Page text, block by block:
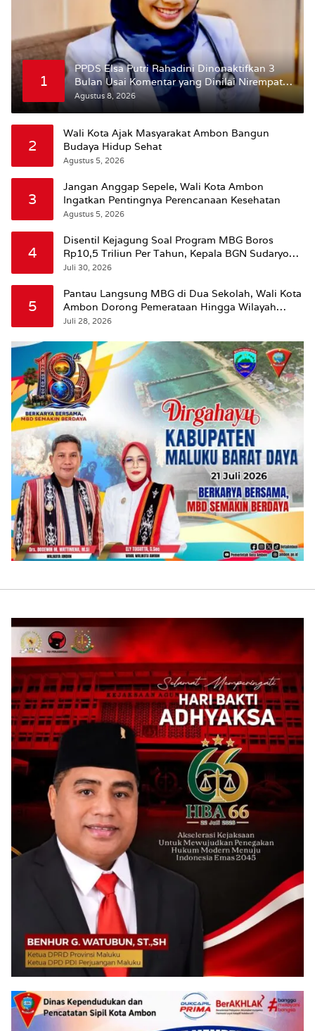
1
PPDS Elsa Putri Rahadini Dinonaktifkan 3
Bulan Usai Komentar yang Dinilai Nirempati
ke Pasien BPJS
Agustus 8, 2026
2
Wali Kota Ajak Masyarakat Ambon Bangun
Budaya Hidup Sehat
Agustus 5, 2026
3
Jangan Anggap Sepele, Wali Kota Ambon
Ingatkan Pentingnya Perencanaan Kesehatan
Agustus 5, 2026
4
Disentil Kejagung Soal Program MBG Boros
Rp10,5 Triliun Per Tahun, Kepala BGN Sudaryono
Beri Penjelasan
Juli 30, 2026
5
Pantau Langsung MBG di Dua Sekolah, Wali Kota
Ambon Dorong Pemerataan Hingga Wilayah
Leitimur Selatan
Juli 28, 2026